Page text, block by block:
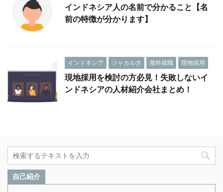
インドネシア人の名前で分かること【名
前の特徴が分かります】
インドネシア ジャカルタ 海外就職 現地採用
現地採用を検討の方必見！失敗しないイ
ンドネシアの人材紹介会社まとめ！
自己紹介